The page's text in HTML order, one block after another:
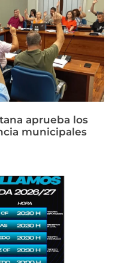
aprueba los
municipales